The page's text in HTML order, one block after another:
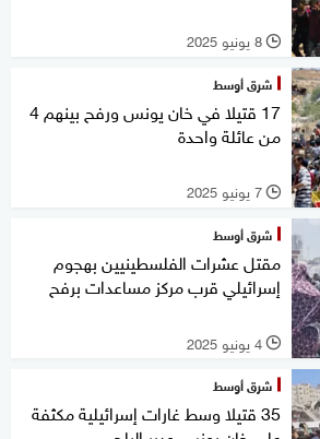
l 8 يونيو 2025
شرق أوسط
17 قتيلا في خان يونس ورفح بينهم 4
من عائلة واحدة
l 7 يونيو 2025
شرق أوسط
مقتل عشرات الفلسطينيين بهجوم
إسرائيلي قرب مركز مساعدات برفح
l 4 يونيو 2025
شرق أوسط
35 قتيلا وسط غارات إسرائيلية مكثفة